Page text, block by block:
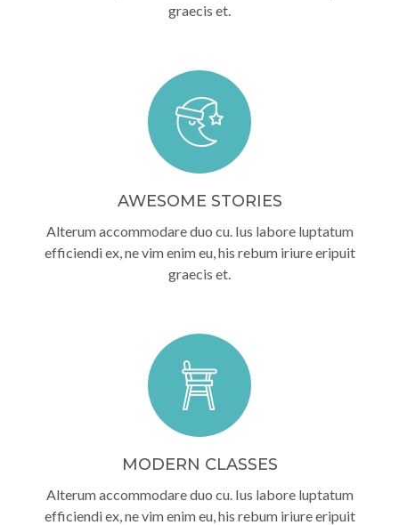
graecis et.
AWESOME STORIES
Alterum accommodare duo cu. Ius labore luptatum
efficiendi ex, ne vim enim eu, his rebum iriure eripuit
graecis et.
MODERN CLASSES
Alterum accommodare duo cu. Ius labore luptatum
efficiendi ex, ne vim enim eu, his rebum iriure eripuit